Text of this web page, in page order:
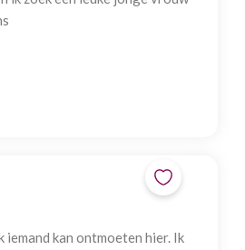
iemand kan ontmoeten hier. Ik